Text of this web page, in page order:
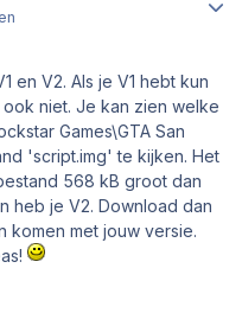
en V2. Als je V1 hebt kun
niet. Je kan zien welke
Games\GTA San
'script.img' te kijken. Het
568 kB groot dan
heb je V2. Download dan
komen met jouw versie.